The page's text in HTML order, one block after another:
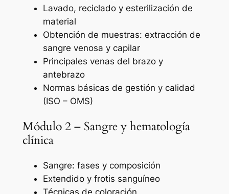
Lavado, reciclado y esterilización de
material
Obtención de muestras: extracción de
sangre venosa y capilar
Principales venas del brazo y
antebrazo
Normas básicas de gestión y calidad
(ISO – OMS)
Módulo 2 – Sangre y hematología
clínica
Sangre: fases y composición
Extendido y frotis sanguíneo